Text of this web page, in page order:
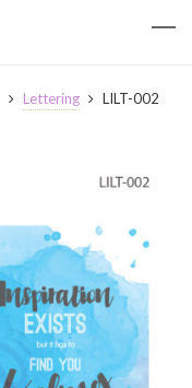
Lettering LILT-002